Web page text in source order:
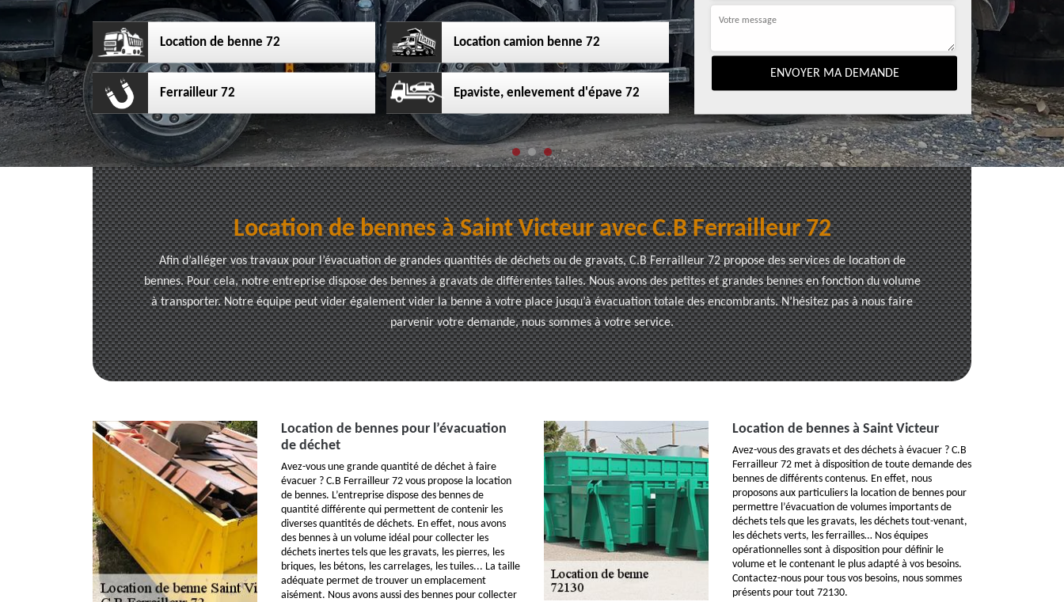
Location de benne 72 Location camion benne 72
Ferrailleur 72 Epaviste, enlevement d'épave 72
Location de bennes à Saint Victeur avec C.B Ferrailleur 72
Afin d’alléger vos travaux pour l’évacuation de grandes quantités de déchets ou de gravats, C.B Ferrailleur 72 propose des services de location de
bennes. Pour cela, notre entreprise dispose des bennes à gravats de différentes talles. Nous avons des petites et grandes bennes en fonction du volume
à transporter. Notre équipe peut vider également vider la benne à votre place jusqu’à évacuation totale des encombrants. N’hésitez pas à nous faire
parvenir votre demande, nous sommes à votre service.
Location de bennes pour l’évacuation
de déchet
Avez-vous une grande quantité de déchet à faire
évacuer ? C.B Ferrailleur 72 vous propose la location
de bennes. L’entreprise dispose des bennes de
quantité différente qui permettent de contenir les
diverses quantités de déchets. En effet, nous avons
des bennes à un volume idéal pour collecter les
déchets inertes tels que les gravats, les pierres, les
briques, les bétons, les carrelages, les tuiles... La taille
adéquate permet de trouver un emplacement
aisément. Nous avons aussi des bennes pour collecter
Location de bennes à Saint Victeur
Avez-vous des gravats et des déchets à évacuer ? C.B
Ferrailleur 72 met à disposition de toute demande des
bennes de différents contenus. En effet, nous
proposons aux particuliers la location de bennes pour
permettre l’évacuation de volumes importants de
déchets tels que les gravats, les déchets tout-venant,
les déchets verts, les ferrailles… Nos équipes
opérationnelles sont à disposition pour définir le
volume et le contenant le plus adapté à vos besoins.
Contactez-nous pour tous vos besoins, nous sommes
présents pour tout 72130.